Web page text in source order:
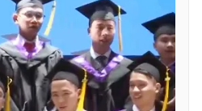
Vươn mình bằng AI
VTV8
English